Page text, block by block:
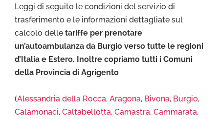
Leggi di seguito le condizioni del servizio di
trasferimento e le informazioni dettagliate sul
calcolo delle tariffe per prenotare
un’autoambulanza da Burgio verso tutte le regioni
d’Italia e Estero. Inoltre copriamo tutti i Comuni
della Provincia di Agrigento
(Alessandria della Rocca, Aragona, Bivona, Burgio,
Calamonaci, Caltabellotta, Camastra, Cammarata,